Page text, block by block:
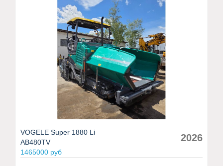
VOGELE Super 1880 Li
AB480TV
1465000 руб
2026